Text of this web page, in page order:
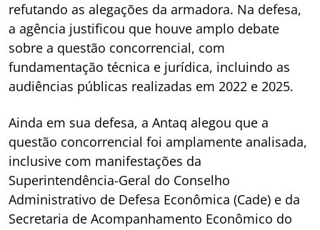
refutando as alegações da armadora. Na defesa,
a agência justificou que houve amplo debate
sobre a questão concorrencial, com
fundamentação técnica e jurídica, incluindo as
audiências públicas realizadas em 2022 e 2025.
Ainda em sua defesa, a Antaq alegou que a
questão concorrencial foi amplamente analisada,
inclusive com manifestações da
Superintendência-Geral do Conselho
Administrativo de Defesa Econômica (Cade) e da
Secretaria de Acompanhamento Econômico do